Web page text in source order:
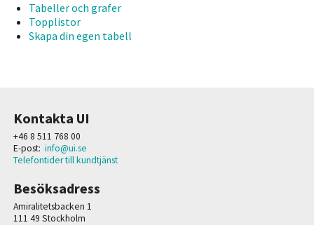
Tabeller och grafer
Topplistor
Skapa din egen tabell
Kontakta UI
+46 8 511 768 00
E-post: info@ui.se
Telefontider till kundtjänst
Besöksadress
Amiralitetsbacken 1
111 49 Stockholm